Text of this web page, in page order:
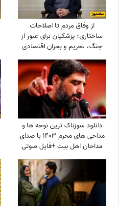
از وفاق مردم تا اصلاحات
ساختاری؛ پزشکیان برای عبور از
جنگ، تحریم و بحران اقتصادی
چه برنامه‌ای دارد؟
دانلود سوزناک ترین نوحه ها و
مداحی های محرم 1403 با صدای
مداحان اهل بیت +فایل صوتی